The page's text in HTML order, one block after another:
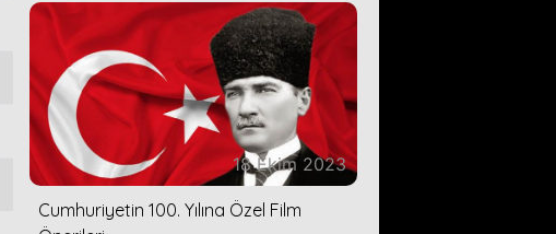
18 Ekim 2023
Cumhuriyetin 100. Yılına Özel Film